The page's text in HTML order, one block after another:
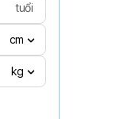
tuổi
cm
kg